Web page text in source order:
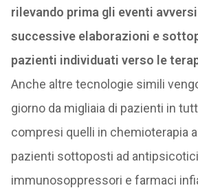
rilevando prima gli eventi
successive elaborazioni e
pazienti individuati verso le
Anche altre tecnologie simili
giorno da migliaia di pazienti in
compresi quelli in chemioterapia
pazienti sottoposti ad
immunosoppressori e farmaci